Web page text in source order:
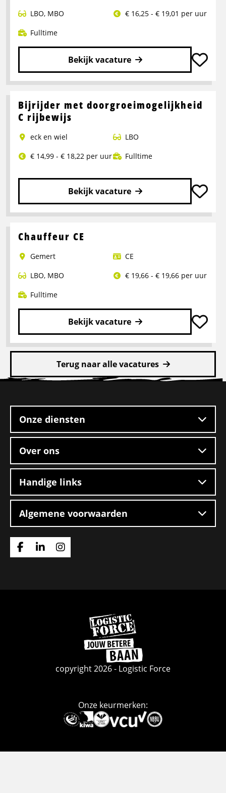
LBO, MBO
€ 16,25 - € 19,01 per uur
Fulltime
Bekijk vacature
Lees
over
Chauffeur
Stukgoed
|
Assen
Bijrijder met doorgroeimogelijkheid
C rijbewijs
eck en wiel
LBO
€ 14,99 - € 18,22 per uur
Fulltime
Bekijk vacature
Lees
over
met
doorgroeimogelijkheid
rijbewijs
Chauffeur CE
Gemert
CE
LBO, MBO
€ 19,66 - € 19,66 per uur
Fulltime
Bekijk vacature
Lees
meer
Chauffeur
Terug naar alle vacatures
footer
Onze diensten
Over ons
Handige links
Algemene voorwaarden
Ga
Ga
Ga
Ga
naar
de
homepage
copyright 2026 - Logistic Force
Onze keurmerken:
Deze
link
naar